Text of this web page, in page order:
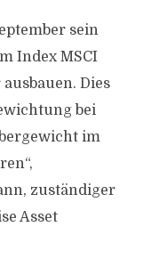
sein
Index MSCI
Dies
bei
im
zuständiger
Asset